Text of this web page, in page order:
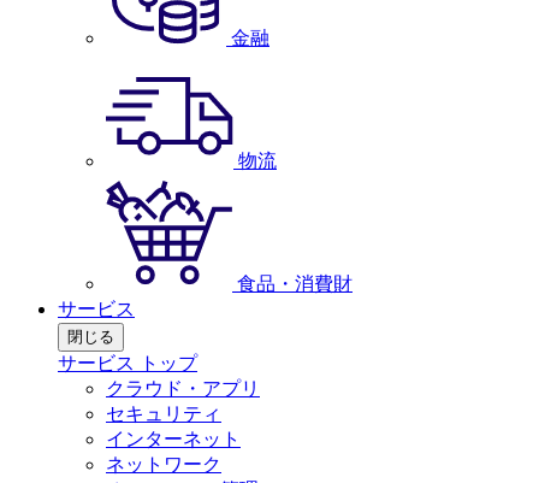
金融
物流
食品・消費財
サービス
閉じる
サービス トップ
クラウド・アプリ
セキュリティ
インターネット
ネットワーク